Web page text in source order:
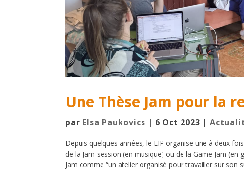
Une Thèse Jam pour la
par Elsa Paukovics | 6 Oct 2023 |
Depuis quelques années, le LIP organise une à deux
de la Jam-session (en musique) ou de la Game Jam
Jam comme “un atelier organisé pour travailler sur son